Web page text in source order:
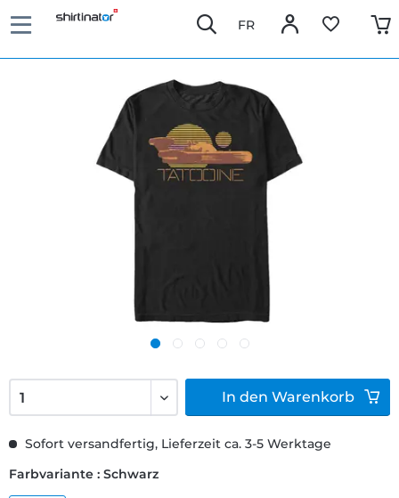
FR
Sofort versandfertig, Lieferzeit ca. 3-5 Werktage
Farbvariante : Schwarz
In den Warenkorb